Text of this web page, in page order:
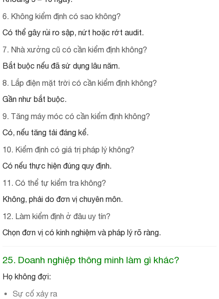
6. Không kiểm định có sao không?
Có thể gây rủi ro sập, nứt hoặc rớt audit.
7. Nhà xưởng cũ có cần kiểm định không?
Bắt buộc nếu đã sử dụng lâu năm.
8. Lắp điện mặt trời có cần kiểm định không?
Gần như bắt buộc.
9. Tăng máy móc có cần kiểm định không?
Có, nếu tăng tải đáng kể.
10. Kiểm định có giá trị pháp lý không?
Có nếu thực hiện đúng quy định.
11. Có thể tự kiểm tra không?
Không, phải do đơn vị chuyên môn.
12. Làm kiểm định ở đâu uy tín?
Chọn đơn vị có kinh nghiệm và pháp lý rõ ràng.
25. Doanh nghiệp thông minh làm gì khác?
Họ không đợi:
Sự cố xảy ra